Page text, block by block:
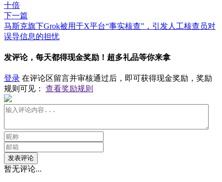
十倍
下一篇
​马斯克旗下Grok被用于X平台“事实核查”，引发人工核查员对
误导信息的担忧
发评论，每天都得现金奖励！超多礼品等你来拿
登录 在评论区留言并审核通过后，即可获得现金奖励，奖励
规则可见： 查看奖励规则
发表评论
暂无评论...